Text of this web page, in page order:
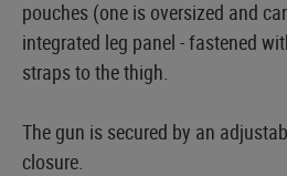
pouches (one is oversized and
integrated leg panel - fastened
straps to the thigh.
The gun is secured by an
closure.